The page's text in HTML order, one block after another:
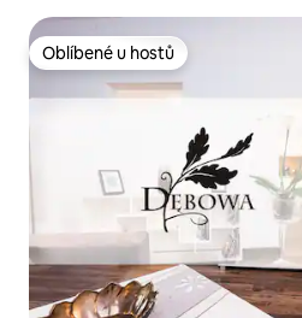
Oblíbené u hostů
Oblíbené u hostů